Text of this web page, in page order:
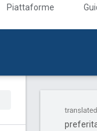
Piattaforme